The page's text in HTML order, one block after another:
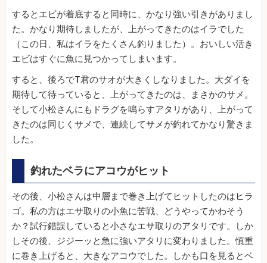
するとエビが着底すると同時に、かなり強い引きがありまし
た。かなり期待しましたが、上がってきたのはイラでした
（この日、私はイラをたくさん釣りました）。おいしい活き
エビはすぐに魚に見つかってしまいます。
すると、後ろでT君のサオが大きくしなりました。大ダイを
期待して待っていると、上がってきたのは、まさかのサメ。
そして小松さんにもドラグを鳴らすアタリがあり、上がって
きたのは同じくサメで、連続してサメが釣れてかなり驚きま
した。
釣れたベラにアコウがヒット
その後、小松さんは中層まで巻き上げてヒットしたのはヒラ
ゴ。私の方はエサ取りの小魚に苦戦、どうやってかわそう
か？試行錯誤していると小さなエサ取りのアタリです。しか
しその後、ジジーッと急に強いアタリに変わりました。慎重
に巻き上げると、大きなアコウでした。しかも口を見るとベ